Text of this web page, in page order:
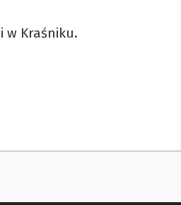
w Kraśniku.